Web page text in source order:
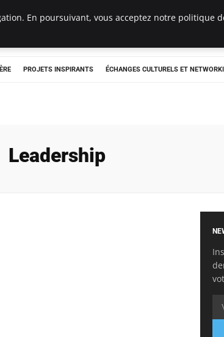
PROJETS INSPIRANTS ÉCHANGES CULTURELS ET
Leadership
En poursuivant, vous acceptez notre politique